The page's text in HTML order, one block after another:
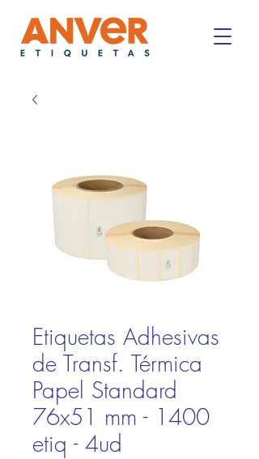
Etiquetas Adhesivas
de Transf. Térmica
Papel Standard
76x51 mm - 1400
etiq - 4ud